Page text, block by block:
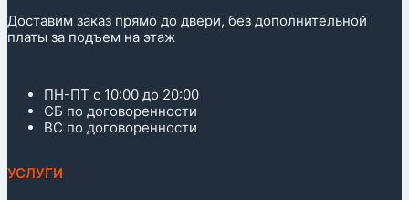
Доставим заказ прямо до двери, без дополнительной
платы за подъем на этаж
ПН-ПТ с 10:00 до 20:00
СБ по договоренности
ВС по договоренности
УСЛУГИ